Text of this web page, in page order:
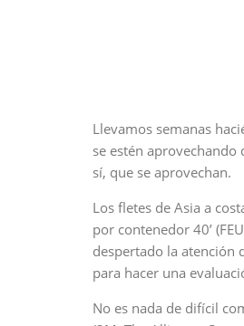
Llevamos semanas
se estén
sí, que se aprovechan.
Los fletes de Asia a
por contenedor 40’
despertado la atención
para hacer una
No es nada de difícil